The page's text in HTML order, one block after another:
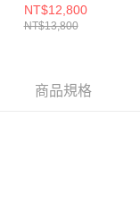
Vermicular琺瑯鑄鐵鍋
23CM(深灰)
NT$12,800
NT$13,800
商品規格